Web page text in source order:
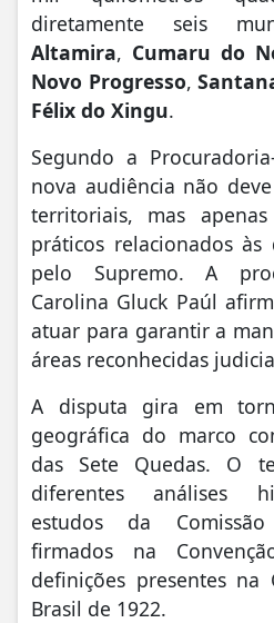
diretamente seis
Altamira, Cumaru do
Novo Progresso,
Félix do Xingu.
Segundo a
nova audiência não
territoriais, mas
práticos relacionados às
pelo Supremo. A
Carolina Gluck Paúl
atuar para garantir a
áreas reconhecidas
A disputa gira em
geográfica do marco
das Sete Quedas. O
diferentes análises
estudos da
firmados na
definições presentes na
Brasil de 1922.